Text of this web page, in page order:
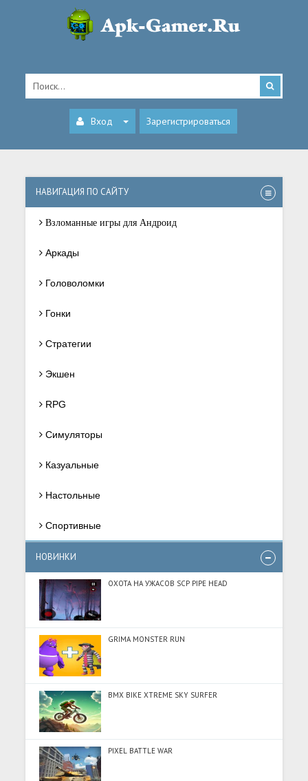
Вход Зарегистрироваться
НАВИГАЦИЯ ПО САЙТУ
Взломанные игры для Андроид
Аркады
Головоломки
Гонки
Стратегии
Экшен
RPG
Симуляторы
Казуальные
Настольные
Спортивные
НОВИНКИ
ОХОТА НА УЖАСОВ SCP PIPE HEAD
GRIMA MONSTER RUN
BMX BIKE XTREME SKY SURFER
PIXEL BATTLE WAR